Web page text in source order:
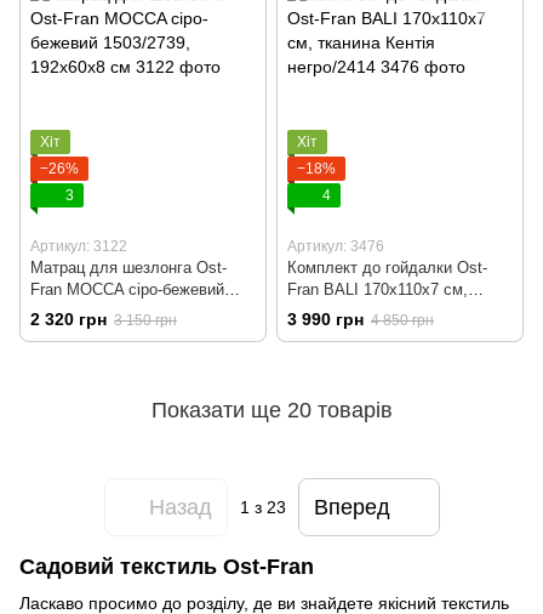
Хіт
−26%
3
Артикул: 3122
Матрац для шезлонга Ost-
Fran MOCCA сіро-бежевий
1503/2739, 192x60x8 см
2 320 грн 3 150 грн
Хіт
−18%
4
Артикул: 3476
Комплект до гойдалки Ost-
Fran BALI 170x110x7 см,
тканина Кентія негро/2414
3 990 грн 4 850 грн
Показати ще 20 товарів
Назад 1з 23 Вперед
Садовий текстиль Ost-Fran
Ласкаво просимо до розділу, де ви знайдете якісний текстиль